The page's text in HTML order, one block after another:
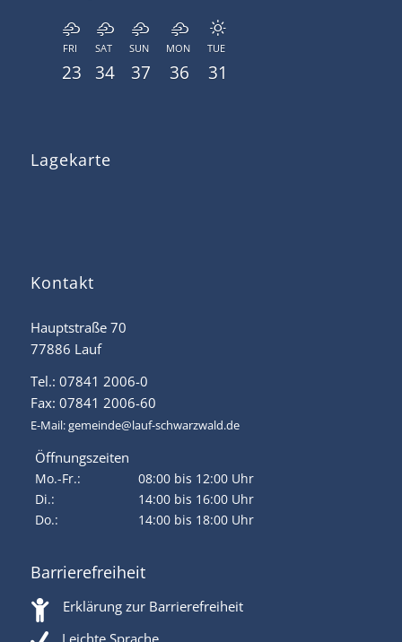
FRI
23
SAT
34
SUN
37
MON
36
TUE
31
Lagekarte
Kontakt
Hauptstraße 70
77886 Lauf
Tel.: 07841 2006-0
Fax: 07841 2006-60
E-Mail:gemeinde@lauf-schwarzwald.de
Öffnungszeiten
Mo.-Fr.:
08:00 bis 12:00 Uhr
Di.:
14:00 bis 16:00 Uhr
Do.:
14:00 bis 18:00 Uhr
Barrierefreiheit
Erklärung zur Barrierefreiheit